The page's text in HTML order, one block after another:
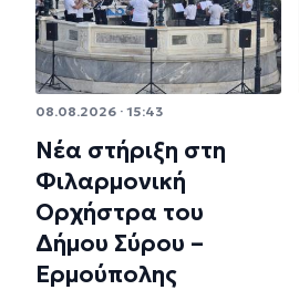
08.08.2026 · 15:43
Νέα στήριξη στη
Φιλαρμονική
Ορχήστρα του
Δήμου Σύρου –
Ερμούπολης